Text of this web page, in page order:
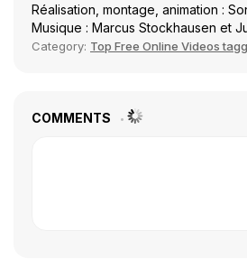
Réalisation, montage, animation :
Musique : Marcus Stockhausen et
Category: Top Free Online Videos
COMMENTS